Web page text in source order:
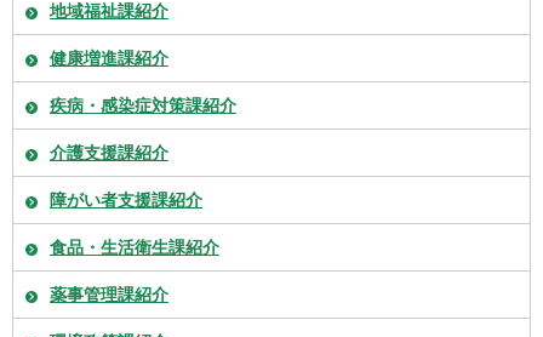
地域福祉課紹介
健康増進課紹介
疾病・感染症対策課紹介
介護支援課紹介
障がい者支援課紹介
食品・生活衛生課紹介
薬事管理課紹介